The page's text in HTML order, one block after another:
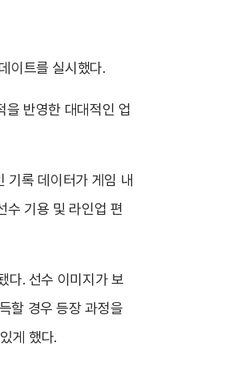
이트를 실시했다.
을 반영한 대대적인 업
기록 데이터가 게임 내
수 기용 및 라인업 편
다. 선수 이미지가 보
할 경우 등장 과정을
게 했다.